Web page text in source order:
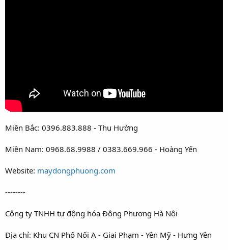
Miền Bắc: 0396.883.888 - Thu Hường
Miền Nam: 0968.68.9988 / 0383.669.966 - Hoàng Yến
Website: maydongphuong.com
--------
Công ty TNHH tự động hóa Đông Phương Hà Nội
Địa chỉ: Khu CN Phố Nối A - Giai Phạm - Yên Mỹ - Hưng Yên